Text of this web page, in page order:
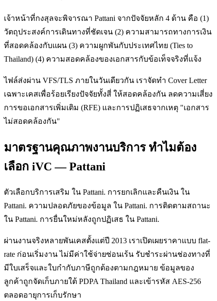
เจ้าหน้าที่กงสุลจะพิจารณา Pattani จากปัจจัยหลัก 4 ด้าน คือ (1)
วัตถุประสงค์การเดินทางที่ชัดเจน (2) ความสามารถทางการเงิน
ที่สอดคล้องกับแผน (3) ความผูกพันกับประเทศไทย (Ties to
Thailand) (4) ความสอดคล้องของเอกสารกับข้อเท็จจริงที่แจ้ง
ไฟล์ส่งผ่าน VFS/TLS ภายในวันเดียวกัน เราจัดทำ Cover Letter
เฉพาะเคสเพื่อร้อยเรียงปัจจัยทั้งสี่ ให้สอดคล้องกัน ลดความเสี่ยง
การขอเอกสารเพิ่มเติม (RFE) และการปฏิเสธจากเหตุ "เอกสาร
ไม่สอดคล้องกัน"
มาตรฐานคุณภาพงานบริการ ทำไมต้อง
เลือก iVC — Pattani
ตัวเลือกบริการเสริม ใน Pattani. การยกเลิกและคืนเงิน ใน
Pattani. ความปลอดภัยของข้อมูล ใน Pattani. การติดตามสถานะ
ใน Pattani. การยื่นใหม่หลังถูกปฏิเสธ ใน Pattani.
ผ่านงานจริงหลายพันเคสตั้งแต่ปี 2013 เราเปิดเผยราคาแบบ flat-
rate ก่อนเริ่มงาน ไม่มีค่าใช้จ่ายซ่อนเร้น รับชำระผ่านช่องทางที่
มีใบเสร็จและใบกำกับภาษีถูกต้องตามกฎหมาย ข้อมูลของ
ลูกค้าถูกจัดเก็บภายใต้ PDPA Thailand และเข้ารหัส AES-256
ตลอดอายุการเก็บรักษา